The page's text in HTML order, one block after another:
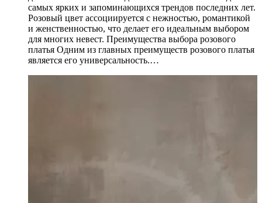
самых ярких и запоминающихся трендов последних лет.
Розовый цвет ассоциируется с нежностью, романтикой
и женственностью, что делает его идеальным выбором
для многих невест. Преимущества выбора розового
платья Одним из главных преимуществ розового платья
является его универсальность.…